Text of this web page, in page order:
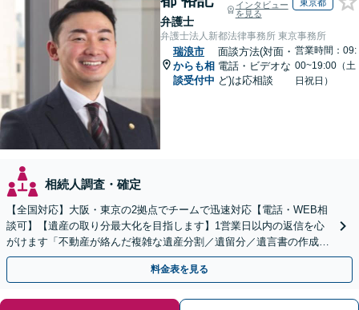
弁護士
インタビュー
を見る
東京都
弁護士法人新都法律事務所 東京事務所
瑞浪市
からも相
談受付中
面談方法(対面・
電話・ビデオな
ど)は応相談
営業時間：09:
00~19:00（土
日祝日）
相続人調査・確定
【全国対応】大阪・東京の2拠点でチームで迅速対応【電話・WEB相
談可】【遺産の取り分最大化を目指します】1営業日以内の返信を心
がけます「不動産が絡んだ複雑な遺産分割／遺留分／遺言書の作成・
執行／事業承継など、お任せください」【休日相談あり】
料金表を見る